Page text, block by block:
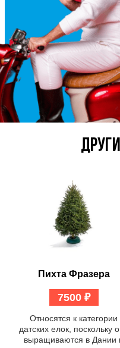
Пихта Фразера
7500 ₽
Относятся к категории
датских елок, поскольку
выращиваются в Дании